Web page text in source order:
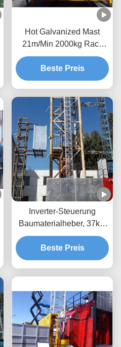
Hot Galvanized Mast
21m/Min 2000kg Rack
und Pinion Bauhalter für
Material
Beste Preis
Inverter-Steuerung
Baumaterialheber, 37kw
Passagiermaterialheber
Beste Preis